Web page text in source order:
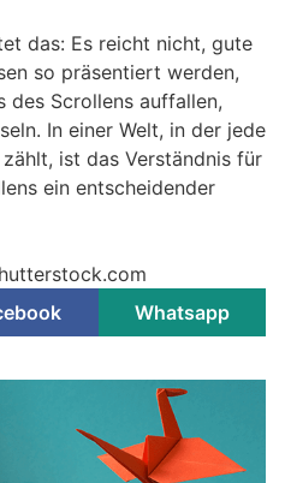
das: Es reicht nicht, gute
so präsentiert werden,
des Scrollens auffallen,
In einer Welt, in der jede
ist das Verständnis für
ein entscheidender
Whatsapp